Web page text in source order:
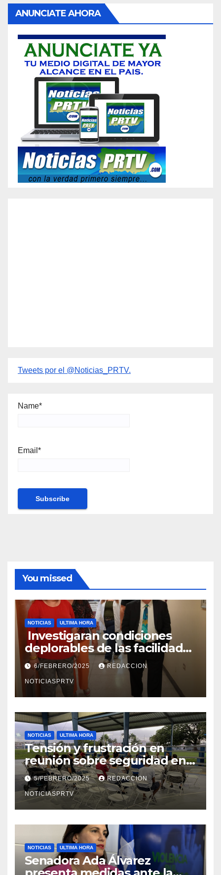
ANUNCIATE AHORA
Tweets por el @Noticias_PRTV.
Name*
Email*
You missed
NOTICIAS ULTIMA HORA
Investigaran condiciones
deplorables de las facilidades
el Departamento de la Salud
en Mayagüez
6/FEBRERO/2025 REDACCION
NOTICIASPRTV
NOTICIAS ULTIMA HORA
Tensión y frustración en
reunión sobre seguridad en
Reparto Metropolitano
5/FEBRERO/2025 REDACCION
NOTICIASPRTV
NOTICIAS ULTIMA HORA
Senadora Ada Álvarez